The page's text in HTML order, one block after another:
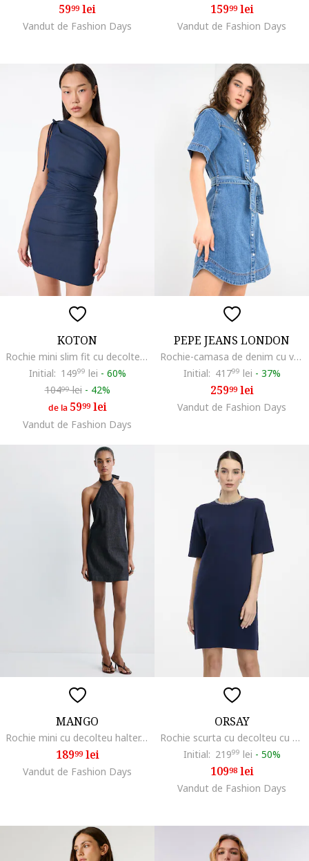
5999lei
Vandut de Fashion Days
15999lei
Vandut de Fashion Days
KOTON
Rochie mini slim fit cu decolteu pe un umar, detaliu drapat si funda, Albastru petrol
Initial: 14999 lei - 60%
10499lei - 42%
de la 5999lei
Vandut de Fashion Days
PEPE JEANS LONDON
Rochie-camasa de denim cu vesta Victoria, Albastru
Initial: 41799 lei - 37%
25999lei
Vandut de Fashion Days
MANGO
Rochie mini cu decolteu halter, Albastru ultramarin
18999lei
Vandut de Fashion Days
ORSAY
Rochie scurta cu decolteu cu strasuri, Bleumarin
Initial: 21999 lei - 50%
10998lei
Vandut de Fashion Days